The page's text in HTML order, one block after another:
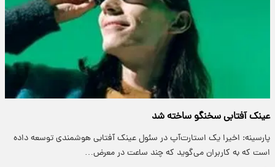
عینک آفتابی سخنگو ساخته شد
پارسینه: اخیرا یک استارت‌آپ در سئول عینک آفتابی هوشمندی توسعه داده
است که به کاربران می‌گوید که چند ساعت در معرض…